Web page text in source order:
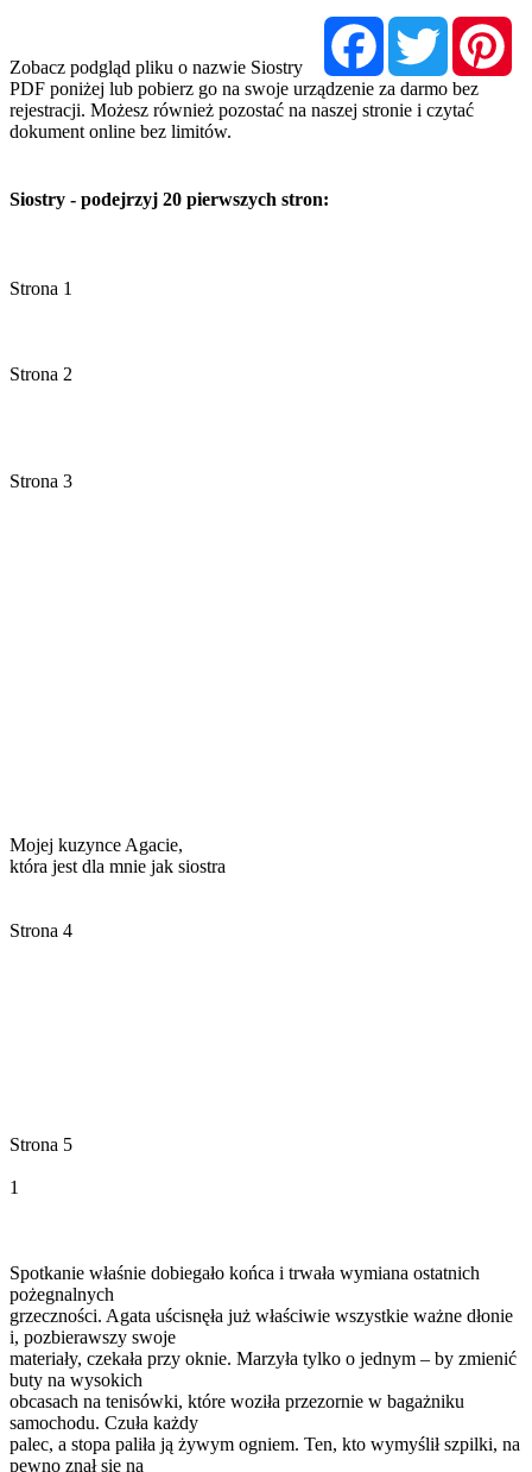
FacebookTwitter
Zobacz podgląd pliku o nazwie Siostry
PDF poniżej lub pobierz go na swoje urządzenie za darmo bez
rejestracji. Możesz również pozostać na naszej stronie i czytać
dokument online bez limitów.
Siostry - podejrzyj 20 pierwszych stron: